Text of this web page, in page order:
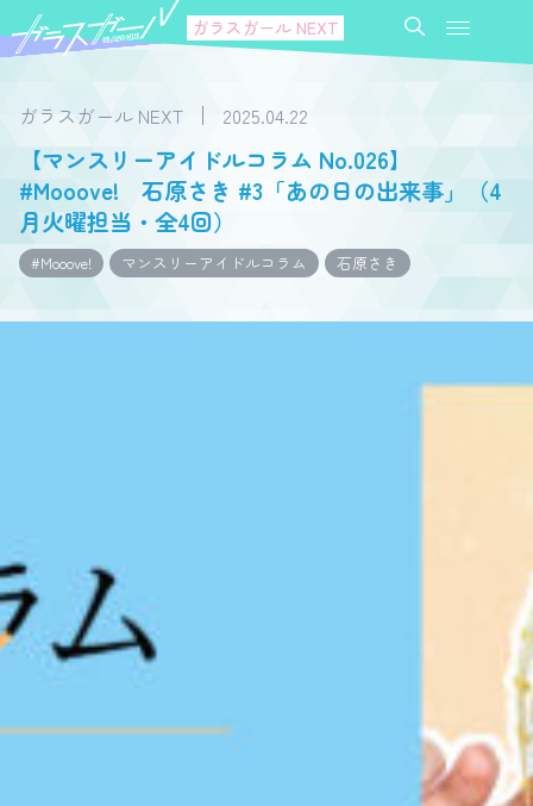
ガラスガール NEXT
ガラスガール NEXT 2025.04.22
【マンスリーアイドルコラム No.026】
#Mooove! 石原さき #3「あの日の出来事」（4
月火曜担当・全4回）
#Mooove! マンスリーアイドルコラム 石原さき